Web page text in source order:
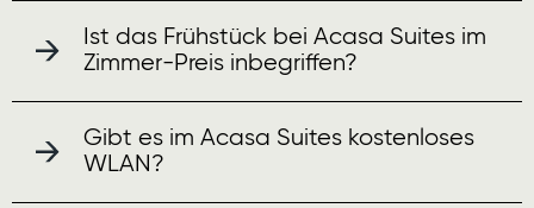
Ist das Frühstück bei Acasa Suites im
Zimmer-Preis inbegriffen?
Gibt es im Acasa Suites kostenloses
WLAN?